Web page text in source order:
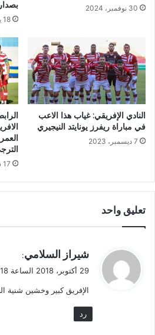
30 نوفمبر، 2024
18 يوليو، 2026
النادي الإفريقي: غياب هذا الاعب
في مباراة ريفرز يونايتد النيجيري
7 ديسمبر، 2023
17 سبتمبر، 2025
تعليق واحد
ي
ق
ل
شيراز السلامي:
29 أكتوبر، 2018 الساعة 08:18
الإفريق كبير وخشين شنية
رد